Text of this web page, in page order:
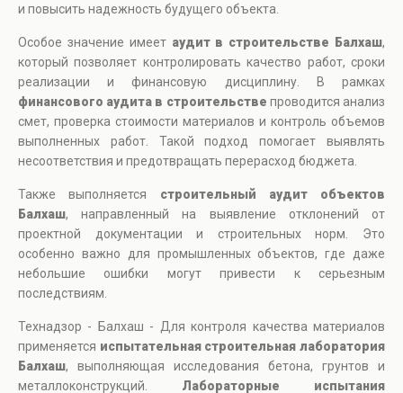
и повысить надежность будущего объекта.
Особое значение имеет аудит в строительстве Балхаш,
который позволяет контролировать качество работ, сроки
реализации и финансовую дисциплину. В рамках
финансового аудита в строительстве проводится анализ
смет, проверка стоимости материалов и контроль объемов
выполненных работ. Такой подход помогает выявлять
несоответствия и предотвращать перерасход бюджета.
Также выполняется строительный аудит объектов
Балхаш, направленный на выявление отклонений от
проектной документации и строительных норм. Это
особенно важно для промышленных объектов, где даже
небольшие ошибки могут привести к серьезным
последствиям.
Технадзор - Балхаш - Для контроля качества материалов
применяется испытательная строительная лаборатория
Балхаш, выполняющая исследования бетона, грунтов и
металлоконструкций. Лабораторные испытания